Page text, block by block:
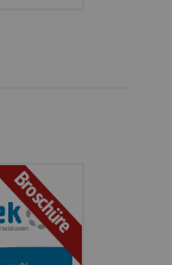
Broschüre